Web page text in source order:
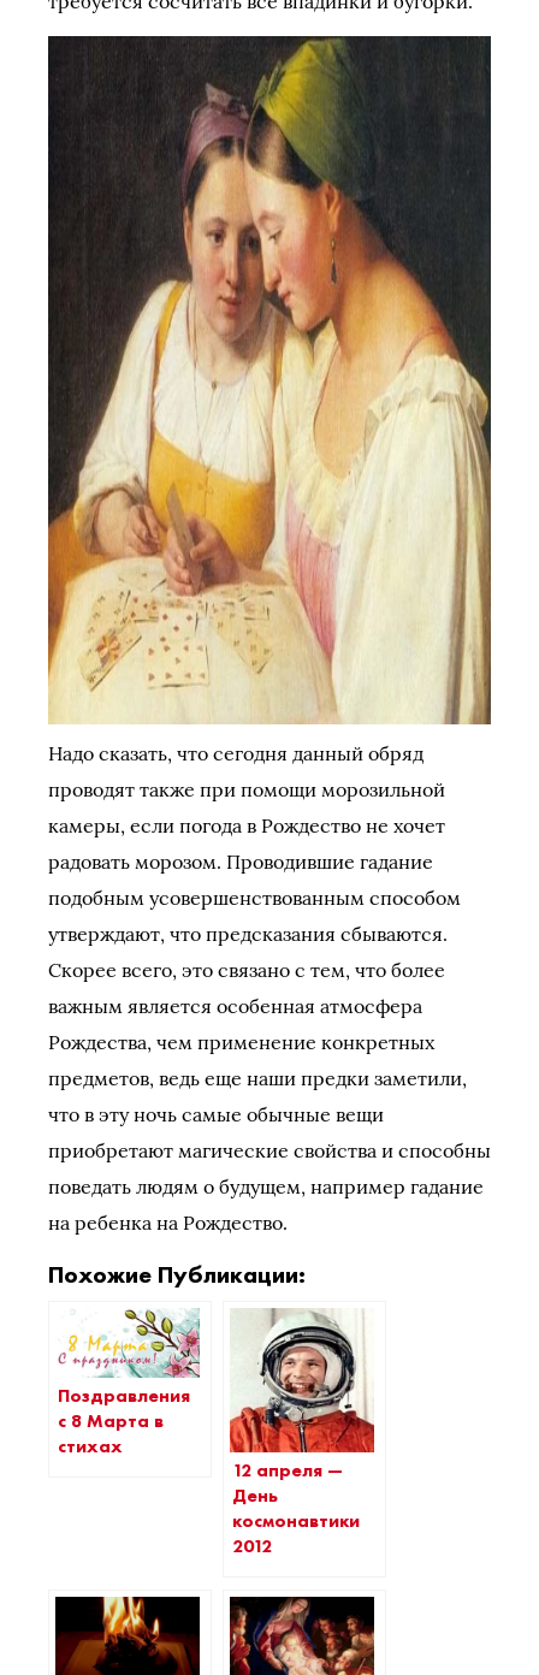
Надо сказать, что сегодня данный обряд
проводят также при помощи морозильной
камеры, если погода в Рождество не хочет
радовать морозом. Проводившие гадание
подобным усовершенствованным способом
утверждают, что предсказания сбываются.
Скорее всего, это связано с тем, что более
важным является особенная атмосфера
Рождества, чем применение конкретных
предметов, ведь еще наши предки заметили,
что в эту ночь самые обычные вещи
приобретают магические свойства и способны
поведать людям о будущем, например гадание
на ребенка на Рождество.
Похожие Публикации:
Поздравления
с 8 Марта в
стихах
12 апреля —
День
космонавтики
2012